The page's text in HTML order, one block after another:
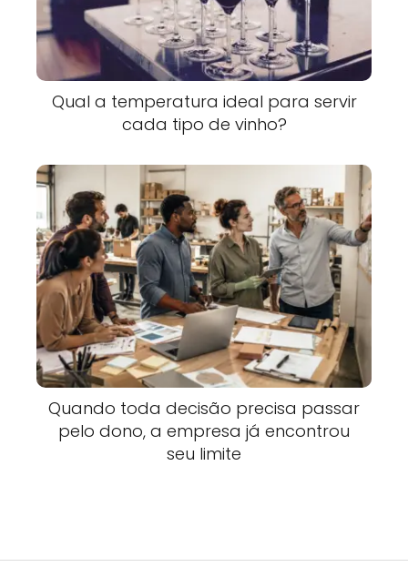
Qual a temperatura ideal para servir
cada tipo de vinho?
Quando toda decisão precisa passar
pelo dono, a empresa já encontrou
seu limite